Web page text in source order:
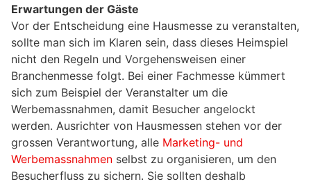
Erwartungen der Gäste
Vor der Entscheidung eine Hausmesse zu veranstalten,
sollte man sich im Klaren sein, dass dieses Heimspiel
nicht den Regeln und Vorgehensweisen einer
Branchenmesse folgt. Bei einer Fachmesse kümmert
sich zum Beispiel der Veranstalter um die
Werbemassnahmen, damit Besucher angelockt
werden. Ausrichter von Hausmessen stehen vor der
grossen Verantwortung, alle Marketing- und
Werbemassnahmen selbst zu organisieren, um den
Besucherfluss zu sichern. Sie sollten deshalb